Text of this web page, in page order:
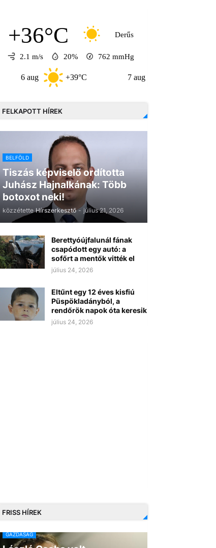
+36°C Derűs
2.1 m/s 20% 762 mmHg
+39°C +32°C
FELKAPOTT HÍREK
BELFÖLD
Tiszás képviselő ordította
Juhász Hajnalkának: Több
botoxot neki!
közzétette Hírszerkesztő - július 21, 2026
Berettyóújfalunál fának
csapódott egy autó: a
sofőrt a mentők vitték el
július 24, 2026
Eltűnt egy 12 éves kisfiú
Püspökladányból, a
rendőrök napok óta keresik
július 24, 2026
FRISS HÍREK
GAZDASÁG